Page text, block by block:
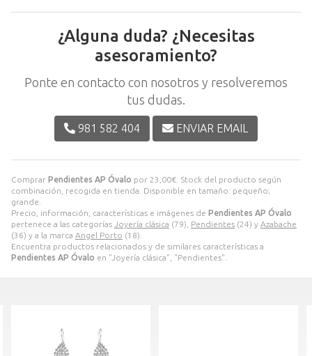
Comprar Pendientes AP Óvalo por 23,00€ . Stock del producto según
combinación, recogida en tienda. Disponible en tamaño: pequeño;
grande.
Precio, información, características e imágenes de Pendientes AP Óvalo
pertenece a las categorías Joyería clásica (79), Pendientes (24) y Azabache
(36) y a la marca Angel Porto (18).
Encuentra productos relacionados y de similares características a
Pendientes AP Óvalo en "Joyería clásica", "Pendientes".
¿Alguna duda? ¿Necesitas
asesoramiento?
Ponte en contacto con nosotros y resolveremos
tus dudas.
981 582 404 ENVIAR EMAIL